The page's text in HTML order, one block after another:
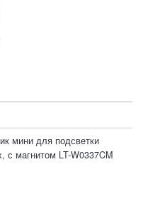
мини для подсветки
с магнитом LT-W0337CM